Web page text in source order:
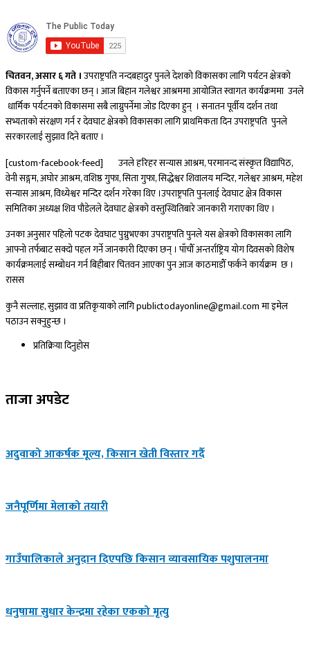
चितवन, असार ६ गते ।उपराष्ट्रपति नन्दबहादुर पुनले देशको विकासका लागि पर्यटन क्षेत्रको
विकास गर्नुपर्ने बताएका छन् । आज बिहान गलेश्वर आश्रममा आयोजित स्वागत कार्यक्रममा उनले
धार्मिक पर्यटनको विकासमा सबै लाग्नुपर्नेमा जोड दिएका हुन् । सनातन पूर्वीय दर्शन तथा
सभ्यताको संरक्षण गर्न र देवघाट क्षेत्रको विकासका लागि प्राथमिकता दिन उपराष्ट्रपति पुनले
सरकारलाई सुझाव दिने बताए ।
[custom-facebook-feed]
उनले हरिहर सन्यास आश्रम, परमानन्द संस्कृत विद्यापिठ,
वेनी सङ्गम, अघोर आश्रम, वशिष्ठ गुफा, सिता गुफा, सिद्धेश्वर शिवालय मन्दिर, गलेश्वर आश्रम, महेश
सन्यास आश्रम, विध्येश्वर मन्दिर दर्शन गरेका थिए ।उपराष्ट्रपति पुनलाई देवघाट क्षेत्र विकास
समितिका अध्यक्ष शिव पौडेलले देवघाट क्षेत्रको वस्तुस्थितिबारे जानकारी गराएका थिए ।
उनका अनुसार पहिलो पटक देवघाट पुग्नुभएका उपराष्ट्रपति पुनले यस क्षेत्रको विकासका लागि
आफ्नो तर्फबाट सक्दो पहल गर्ने जानकारी दिएका छन् । पाँचौँ अन्तर्राष्ट्रिय योग दिवसको विशेष
कार्यक्रमलाई सम्बोधन गर्न बिहीबार चितवन आएका पुन आज काठमाडौँ फर्कने कार्यक्रम छ ।
रासस
कुनै सल्लाह, सुझाव वा प्रतिकृयाको लागि publictodayonline@gmail.com मा इमेल
पठाउन सक्नुहुन्छ ।
प्रतिक्रिया दिनुहोस​
ताजा अपडेट
अदुवाको आकर्षक मूल्य, किसान खेती विस्तार गर्दै
जनैपूर्णिमा मेलाको तयारी
गाउँपालिकाले अनुदान दिएपछि किसान व्यावसायिक पशुपालनमा
धनुषामा सुधार केन्द्रमा रहेका एकको मृत्यु